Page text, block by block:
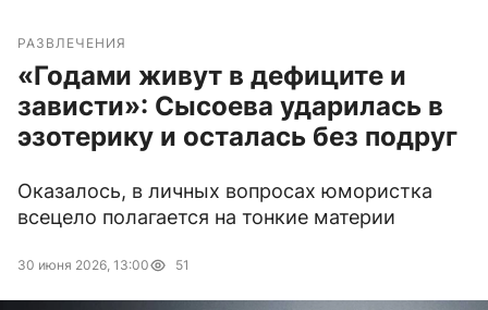
РАЗВЛЕЧЕНИЯ
«Годами живут в дефиците и
зависти»: Сысоева ударилась в
эзотерику и осталась без подруг
Оказалось, в личных вопросах юмористка
всецело полагается на тонкие материи
30 июня 2026, 13:00 51